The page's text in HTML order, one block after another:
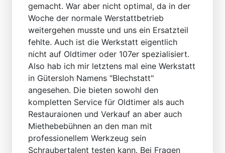
gemacht. War aber nicht optimal, da in der
Woche der normale Werstattbetrieb
weitergehen musste und uns ein Ersatzteil
fehlte. Auch ist die Werkstatt eigentlich
nicht auf Oldtimer oder 107er spezialisiert.
Also hab ich mir letztens mal eine Werkstatt
in Gütersloh Namens "Blechstatt"
angesehen. Die bieten sowohl den
kompletten Service für Oldtimer als auch
Restauraionen und Verkauf an aber auch
Miethebebühnen an den man mit
professionellem Werkzeug sein
Schraubertalent testen kann. Bei Fragen